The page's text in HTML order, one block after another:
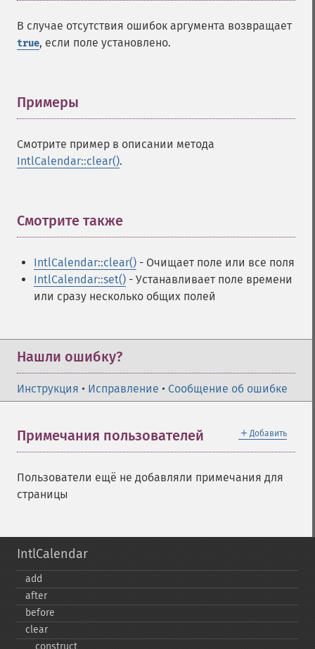
В случае отсутствия ошибок аргумента возвращает
true, если поле установлено.
Примеры
Смотрите пример в описании метода
IntlCalendar::clear().
Смотрите также
IntlCalendar::clear() - Очищает поле или все поля
IntlCalendar::set() - Устанавливает поле времени
или сразу несколько общих полей
Нашли ошибку?
Инструкция • Исправление • Сообщение об ошибке
＋ Добавить
Примечания пользователей
Пользователи ещё не добавляли примечания для
страницы
IntlCalendar
add
after
before
clear
_​_​construct